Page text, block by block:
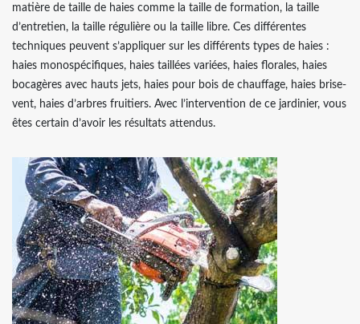
matière de taille de haies comme la taille de formation, la taille
d’entretien, la taille régulière ou la taille libre. Ces différentes
techniques peuvent s’appliquer sur les différents types de haies :
haies monospécifiques, haies taillées variées, haies florales, haies
bocagères avec hauts jets, haies pour bois de chauffage, haies brise-
vent, haies d’arbres fruitiers. Avec l’intervention de ce jardinier, vous
êtes certain d’avoir les résultats attendus.